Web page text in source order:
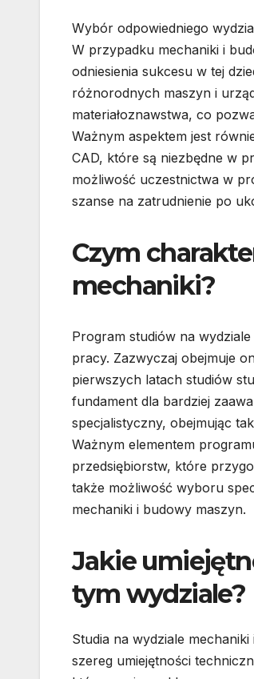
Wybór odpowiedniego
W przypadku mechaniki i
odniesienia sukcesu w tej
różnorodnych maszyn i
materiałoznawstwa, co
Ważnym aspektem jest
CAD, które są niezbędne w
możliwość uczestnictwa w
szanse na zatrudnienie po
Czym
mechaniki?
Program studiów na
pracy. Zazwyczaj obejmuje
pierwszych latach studiów
fundament dla bardziej
specjalistyczny, obejmując
Ważnym elementem
przedsiębiorstw, które
także możliwość wyboru
mechaniki i budowy maszyn.
Jakie
tym wydziale?
Studia na wydziale
szereg umiejętności